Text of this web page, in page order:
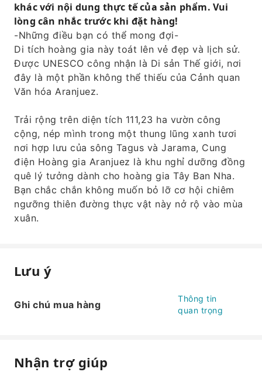
khác với nội dung thực tế của sản phẩm. Vui
lòng cân nhắc trước khi đặt hàng!
-Những điều bạn có thể mong đợi-
Di tích hoàng gia này toát lên vẻ đẹp và lịch sử.
Được UNESCO công nhận là Di sản Thế giới, nơi
đây là một phần không thể thiếu của Cảnh quan
Văn hóa Aranjuez.
Trải rộng trên diện tích 111,23 ha vườn công
cộng, nép mình trong một thung lũng xanh tươi
nơi hợp lưu của sông Tagus và Jarama, Cung
điện Hoàng gia Aranjuez là khu nghỉ dưỡng đồng
quê lý tưởng dành cho hoàng gia Tây Ban Nha.
Bạn chắc chắn không muốn bỏ lỡ cơ hội chiêm
ngưỡng thiên đường thực vật này nở rộ vào mùa
xuân.
Lưu ý
Ghi chú mua hàng
Thông tin
quan trọng
Nhận trợ giúp